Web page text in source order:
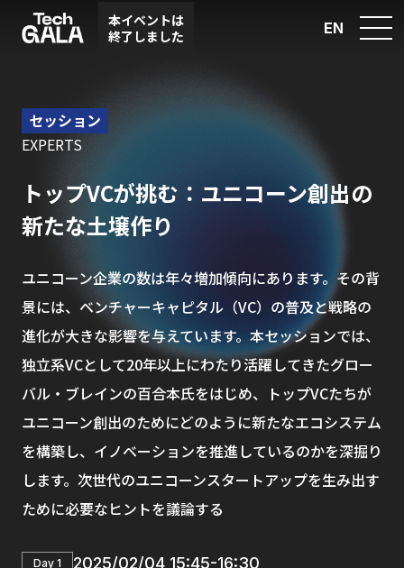
セッション
EXPERTS
トップVCが挑む：ユニコーン創出の
新たな土壌作り
ユニコーン企業の数は年々増加傾向にあります。その背
景には、ベンチャーキャピタル（VC）の普及と戦略の
進化が大きな影響を与えています。本セッションでは、
独立系VCとして20年以上にわたり活躍してきたグロー
バル・ブレインの百合本氏をはじめ、トップVCたちが
ユニコーン創出のためにどのように新たなエコシステム
を構築し、イノベーションを推進しているのかを深掘り
します。次世代のユニコーンスタートアップを生み出す
ために必要なヒントを議論する
Day 1 2025/02/04 15:45-16:30
本イベントは
終了しました
EN